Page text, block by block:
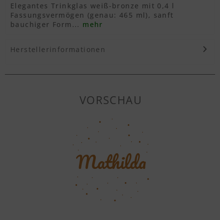
Elegantes Trinkglas weiß-bronze mit 0,4 l
Fassungsvermögen (genau: 465 ml), sanft
bauchiger Form... mehr
Herstellerinformationen
VORSCHAU